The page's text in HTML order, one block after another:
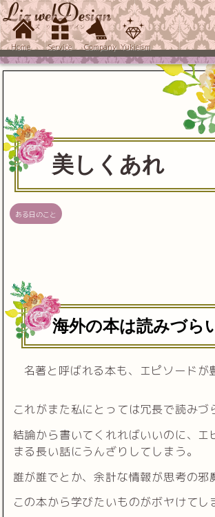
Home Service Company Yukieism
美しくあれ
ある日のこと
海外の本は読みづら
名著と呼ばれる本も、エピソードが
これがまた私にとっては冗長で読みづ
結論から書いてくれればいいのに、エ
まる長い話にうんざりしてしまう。
誰が誰でとか、余計な情報が思考の邪
この本から学びたいものがボヤけてし